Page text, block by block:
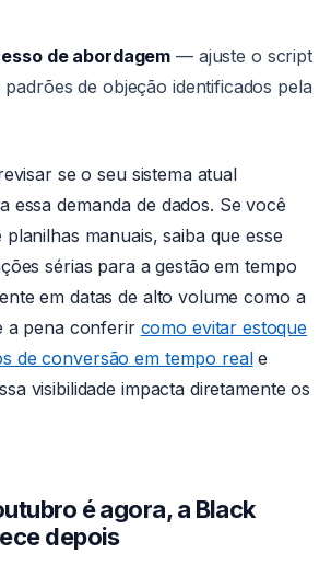
de abordagem — ajuste o script
de objeção identificados pela
se o seu sistema atual
essa demanda de dados. Se você
planilhas manuais, saiba que esse
sérias para a gestão em tempo
em datas de alto volume como a
a pena conferir como evitar estoque
de conversão em tempo reale
visibilidade impacta diretamente os
é agora, a Black
depois